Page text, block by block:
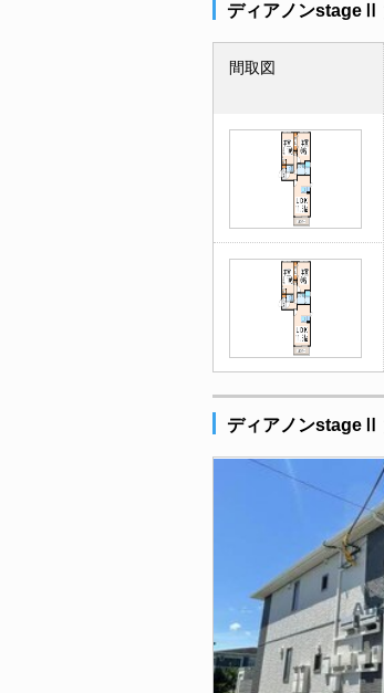
ディアノンstageⅡ
間取図
ディアノンstageⅡ